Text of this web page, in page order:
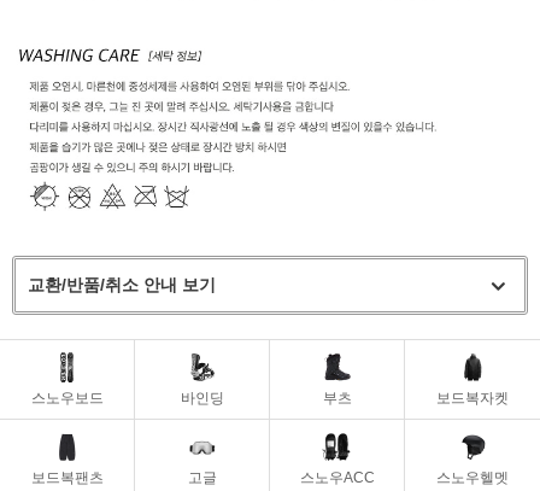
교환/반품/취소 안내 보기
스노우보드 바인딩 부츠 보드복자켓
보드복팬츠 고글 스노우ACC 스노우헬멧